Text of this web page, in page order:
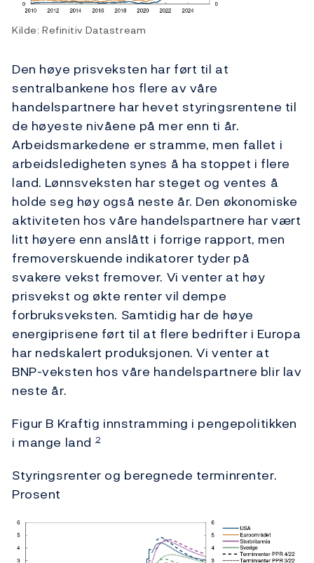
Kilde: Refinitiv Datastream
Den høye prisveksten har ført til at
sentralbankene hos flere av våre
handelspartnere har hevet styringsrentene til
de høyeste nivåene på mer enn ti år.
Arbeidsmarkedene er stramme, men fallet i
arbeidsledigheten synes å ha stoppet i flere
land. Lønnsveksten har steget og ventes å
holde seg høy også neste år. Den økonomiske
aktiviteten hos våre handelspartnere har vært
litt høyere enn anslått i forrige rapport, men
fremoverskuende indikatorer tyder på
svakere vekst fremover. Vi venter at høy
prisvekst og økte renter vil dempe
forbruksveksten. Samtidig har de høye
energiprisene ført til at flere bedrifter i Europa
har nedskalert produksjonen. Vi venter at
BNP-veksten hos våre handelspartnere blir lav
neste år.
Figur B Kraftig innstramming i pengepolitikken
i mange land 2
Styringsrenter og beregnede terminrenter.
Prosent